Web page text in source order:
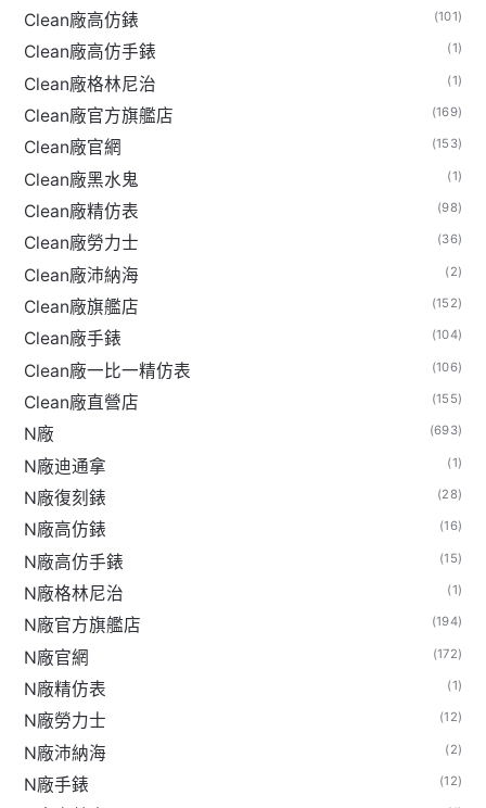
Clean廠高仿錶 (101)
Clean廠高仿手錶 (1)
Clean廠格林尼治 (1)
Clean廠官方旗艦店 (169)
Clean廠官網 (153)
Clean廠黑水鬼 (1)
Clean廠精仿表 (98)
Clean廠勞力士 (36)
Clean廠沛納海 (2)
Clean廠旗艦店 (152)
Clean廠手錶 (104)
Clean廠一比一精仿表 (106)
Clean廠直營店 (155)
N廠 (693)
N廠迪通拿 (1)
N廠復刻錶 (28)
N廠高仿錶 (16)
N廠高仿手錶 (15)
N廠格林尼治 (1)
N廠官方旗艦店 (194)
N廠官網 (172)
N廠精仿表 (1)
N廠勞力士 (12)
N廠沛納海 (2)
N廠手錶 (12)